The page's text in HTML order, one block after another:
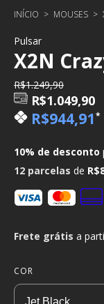
INÍCIO > MOUSES >
Pulsar
X2N
R$1.249,90
R$1.049,90
R$944,91*
10% de desconto
12 parcelas de
Frete grátis a
COR